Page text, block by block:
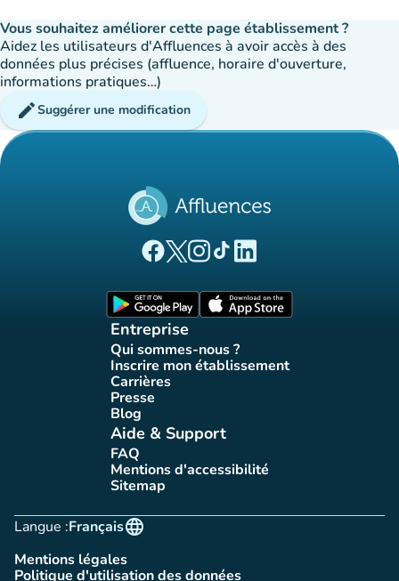
Vous souhaitez améliorer cette page établissement ?
Aidez les utilisateurs d'Affluences à avoir accès à des
données plus précises (affluence, horaire d'ouverture,
informations pratiques…)
editSuggérer une modification
(nouvel onglet)
(nouvel onglet)
(nouvel onglet)
(nouvel onglet)
(nouvel onglet)
Entreprise
Qui sommes-nous ?
(nouvel onglet)
Inscrire mon établissement
(nouvel onglet)
Carrières(nouvel onglet)
Presse(nouvel onglet)
Blog(nouvel onglet)
Aide & Support
FAQ(nouvel onglet)
Mentions d'accessibilité
(nouvel onglet)
Sitemap(nouvel onglet)
Langue :
language
Français
Mentions légales
(nouvel onglet)
Politique d'utilisation des données